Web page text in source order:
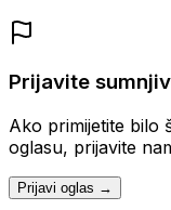
Prijavite
Ako primijetite bilo
oglasu, prijavite
Prijavi oglas →